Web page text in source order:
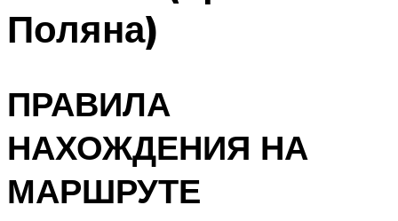
Поляна)
ПРАВИЛА
НАХОЖДЕНИЯ НА
МАРШРУТЕ